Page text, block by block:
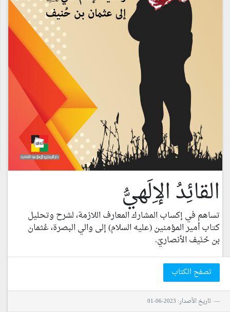
القائِدُ الإِلَهيُّ
تساهم في إكساب المشارك المعارف اللازمة، لشرح وتحليل
كتاب أمير المؤمنين (عليه السلام) إلى والي البصرة، عُثمان
بن حُنَيف الأنصاريّ.
تصفح الكتاب
تاريخ الأصدار: 2023-06-01